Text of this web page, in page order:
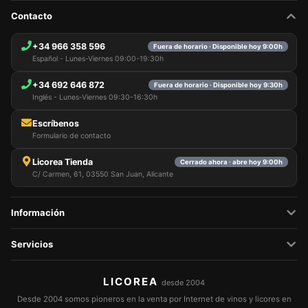
Contacto
+34 966 358 596 Fuera de horario · Disponible hoy 9:00h
Español - Lunes-Viernes 09:00-19:30h
+34 692 646 872 Fuera de horario · Disponible hoy 9:30h
Inglés - Lunes-Viernes 09:30-16:30h
Escríbenos
Formulario de contacto
Licorea Tienda Cerrado ahora · abre hoy 9:00h
C/ Carmen, 61, 03550 San Juan, Alicante
Información
Servicios
LICOREA desde 2004
Desde 2004 somos pioneros en la venta por Internet de vinos y licores en
Puede personalizar su elección y seleccionar las
cookies que nos permite utilizar en su sesión.